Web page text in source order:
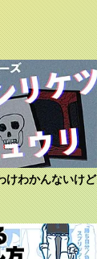
けわかんないけど